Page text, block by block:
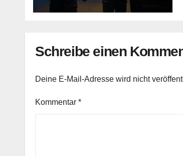
Schreibe einen
Deine E-Mail-Adresse wird nicht
Kommentar *